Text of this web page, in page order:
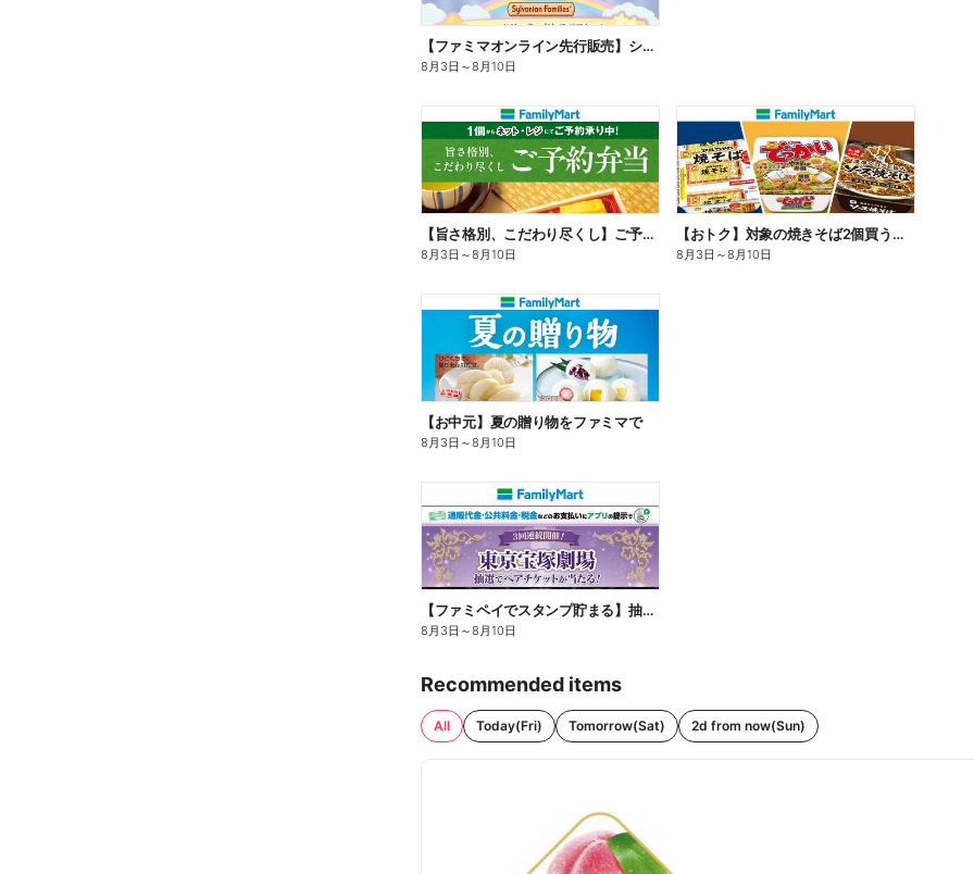
【ファミマオンライン先行販売】シルバニアファミリー
8月3日 ～8月10日
【旨さ格別、こだわり尽くし】ご予約弁当
8月3日 ～8月10日
【おトク】対象の焼きそば2個買うと100円引き!
8月3日 ～8月10日
【お中元】夏の贈り物をファミマで
8月3日 ～8月10日
【ファミペイでスタンプ貯まる】抽選でペアチケットが当たる!
8月3日 ～8月10日
Recommended items
All Today(Fri) Tomorrow(Sat) 2d from now(Sun)